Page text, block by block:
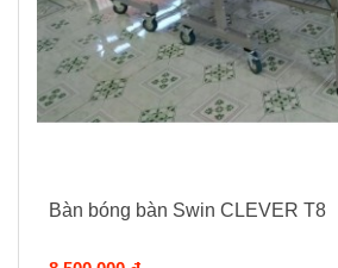
Bàn bóng bàn Swin CLEVER T8